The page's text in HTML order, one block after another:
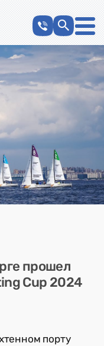
прошел
Cup 2024
порту